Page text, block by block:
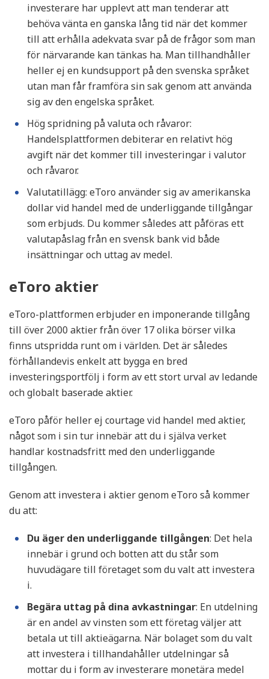
investerare har upplevt att man tenderar att
behöva vänta en ganska lång tid när det kommer
till att erhålla adekvata svar på de frågor som man
för närvarande kan tänkas ha. Man tillhandhåller
heller ej en kundsupport på den svenska språket
utan man får framföra sin sak genom att använda
sig av den engelska språket.
Hög spridning på valuta och råvaror:
Handelsplattformen debiterar en relativt hög
avgift när det kommer till investeringar i valutor
och råvaror.
Valutatillägg: eToro använder sig av amerikanska
dollar vid handel med de underliggande tillgångar
som erbjuds. Du kommer således att påföras ett
valutapåslag från en svensk bank vid både
insättningar och uttag av medel.
eToro aktier
eToro-plattformen erbjuder en imponerande tillgång
till över 2000 aktier från över 17 olika börser vilka
finns utspridda runt om i världen. Det är således
förhållandevis enkelt att bygga en bred
investeringsportfölj i form av ett stort urval av ledande
och globalt baserade aktier.
eToro påför heller ej courtage vid handel med aktier,
något som i sin tur innebär att du i själva verket
handlar kostnadsfritt med den underliggande
tillgången.
Genom att investera i aktier genom eToro så kommer
du att:
Du äger den underliggande tillgången: Det hela
innebär i grund och botten att du står som
huvudägare till företaget som du valt att investera
i.
Begära uttag på dina avkastningar: En utdelning
är en andel av vinsten som ett företag väljer att
betala ut till aktieägarna. När bolaget som du valt
att investera i tillhandahåller utdelningar så
mottar du i form av investerare monetära medel